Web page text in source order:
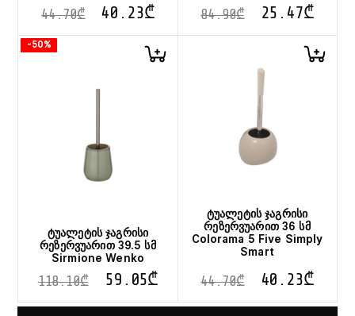
44.70₾ 40.23₾ 84.90₾ 25.47₾
-50%
ტუალეტის ჯაგრისი
რეზერვუარით 39.5 სმ
Sirmione Wenko
118.10₾ 59.05₾
ტუალეტის ჯაგრისი
რეზერვუარით 36 სმ
Colorama 5 Five Simply
Smart
44.70₾ 40.23₾